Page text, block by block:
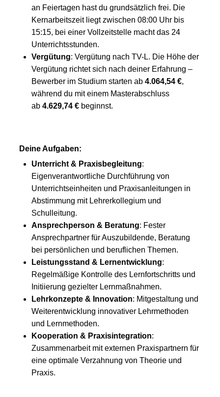
an Feiertagen hast du grundsätzlich frei. Die
Kernarbeitszeit liegt zwischen 08:00 Uhr bis
15:15, bei einer Vollzeitstelle macht das 24
Unterrichtsstunden.
Vergütung: Vergütung nach TV-L. Die Höhe der
Vergütung richtet sich nach deiner Erfahrung –
Bewerber im Studium starten ab 4.064,54 €,
während du mit einem Masterabschluss
ab 4.629,74 € beginnst.
Deine Aufgaben:
Unterricht & Praxisbegleitung:
Eigenverantwortliche Durchführung von
Unterrichtseinheiten und Praxisanleitungen in
Abstimmung mit Lehrerkollegium und
Schulleitung.
Ansprechperson & Beratung: Fester
Ansprechpartner für Auszubildende, Beratung
bei persönlichen und beruflichen Themen.
Leistungsstand & Lernentwicklung:
Regelmäßige Kontrolle des Lernfortschritts und
Initiierung gezielter Lernmaßnahmen.
Lehrkonzepte & Innovation: Mitgestaltung und
Weiterentwicklung innovativer Lehrmethoden
und Lernmethoden.
Kooperation & Praxisintegration:
Zusammenarbeit mit externen Praxispartnern für
eine optimale Verzahnung von Theorie und
Praxis.